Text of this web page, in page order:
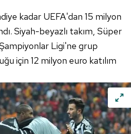
kadar UEFA'dan 15 milyon
Siyah-beyazlı takım, Süper
Ligi'ne grup
için 12 milyon euro katılım